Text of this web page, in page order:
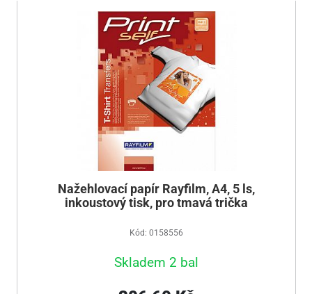
Nažehlovací papír Rayfilm, A4, 5 ls,
inkoustový tisk, pro tmavá trička
Kód: 0158556
Skladem 2 bal